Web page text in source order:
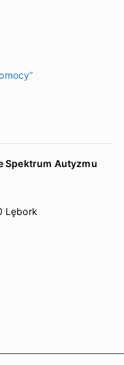
Spektrum Autyzmu
Lębork